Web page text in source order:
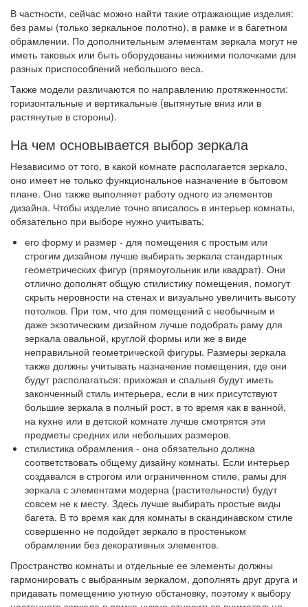
В частности, сейчас можно найти такие отражающие изделия:
без рамы (только зеркальное полотно), в рамке и в багетном
обрамлении. По дополнительным элементам зеркала могут не
иметь таковых или быть оборудованы нижними полочками для
разных приспособлений небольшого веса.
Также модели различаются по направлению протяженности:
горизонтальные и вертикальные (вытянутые вниз или в
растянутые в стороны).
На чем основывается выбор зеркала
Независимо от того, в какой комнате располагается зеркало,
оно имеет не только функциональное назначение в бытовом
плане. Оно также выполняет работу одного из элементов
дизайна. Чтобы изделие точно вписалось в интерьер комнаты,
обязательно при выборе нужно учитывать:
его форму и размер - для помещения с простым или
строгим дизайном лучше выбирать зеркала стандартных
геометрических фигур (прямоугольник или квадрат). Они
отлично дополнят общую стилистику помещения, помогут
скрыть неровности на стенах и визуально увеличить высоту
потолков. При том, что для помещений с необычным и
даже экзотическим дизайном лучше подобрать раму для
зеркала овальной, круглой формы или же в виде
неправильной геометрической фигуры. Размеры зеркала
также должны учитывать назначение помещения, где они
будут располагаться: прихожая и спальня будут иметь
законченный стиль интерьера, если в них присутствуют
большие зеркала в полный рост, в то время как в ванной,
на кухне или в детской комнате лучше смотрятся эти
предметы средних или небольших размеров.
стилистика обрамления - она обязательно должна
соответствовать общему дизайну комнаты. Если интерьер
создавался в строгом или ограниченном стиле, рамы для
зеркала с элементами модерна (растительности) будут
совсем не к месту. Здесь лучше выбирать простые виды
багета. В то время как для комнаты в скандинавском стиле
совершенно не подойдет зеркало в простеньком
обрамлении без декоративных элементов.
Пространство комнаты и отдельные ее элементы должны
гармонировать с выбранным зеркалом, дополнять друг друга и
придавать помещению уютную обстановку, поэтому к выбору